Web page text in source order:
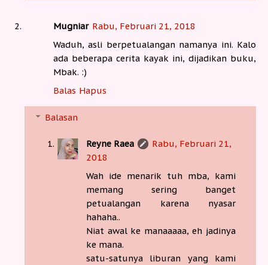
Mugniar Rabu, Februari 21, 2018
Waduh, asli berpetualangan namanya ini. Kalo
ada beberapa cerita kayak ini, dijadikan buku,
Mbak. :)
Balas Hapus
Balasan
Reyne Raea
Rabu, Februari 21,
2018
Wah ide menarik tuh mba, kami
memang sering banget
petualangan karena nyasar
hahaha..
Niat awal ke manaaaaa, eh jadinya
ke mana.
satu-satunya liburan yang kami